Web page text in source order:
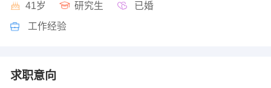
41岁 研究生 已婚
工作经验
求职意向